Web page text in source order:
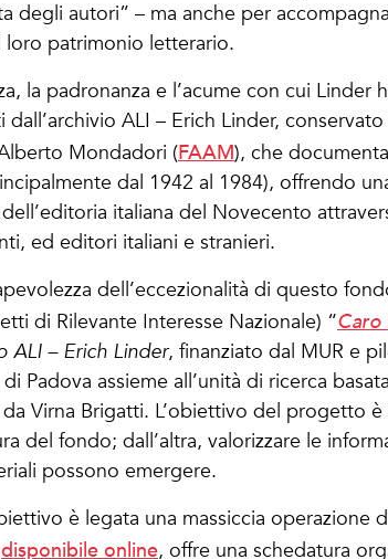
degli autori” – ma anche per
loro patrimonio letterario.
la padronanza e l’acume con cui
dall’archivio ALI – Erich Linder,
Mondadori (FAAM), che
dal 1942 al 1984), offrendo
italiana del Novecento
ed editori italiani e stranieri.
dell’eccezionalità di questo
di Rilevante Interesse Nazionale) “Caro
ALI – Erich Linder, finanziato dal MUR e
di Padova assieme all’unità di ricerca
Virna Brigatti. L’obiettivo del progetto
del fondo; dall’altra, valorizzare le
possono emergere.
è legata una massiccia operazione
disponibile online, offre una schedatura